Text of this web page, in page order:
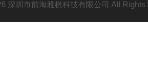
深圳市前海雅棋科技有限公司 All